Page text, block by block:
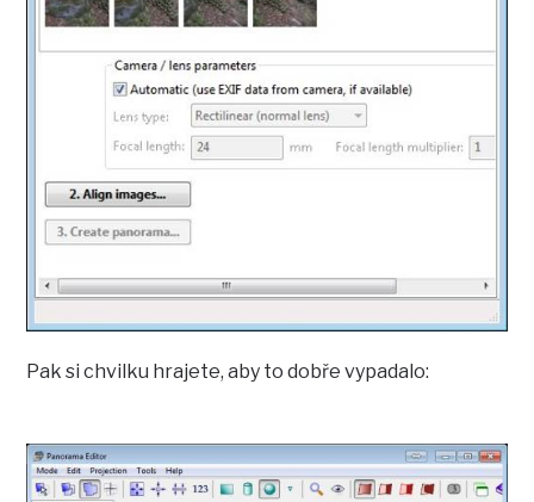
Pak si chvilku hrajete, aby to dobře vypadalo: